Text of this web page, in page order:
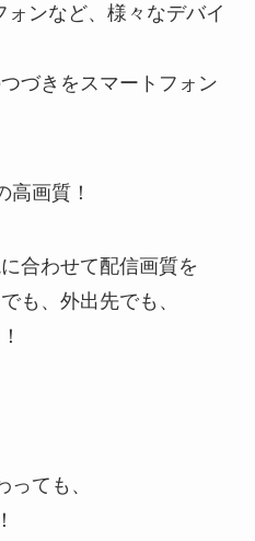
ンなど、様々なデバイ
づきをスマートフォン
高画質！
合わせて配信画質を
も、外出先でも、
ても、